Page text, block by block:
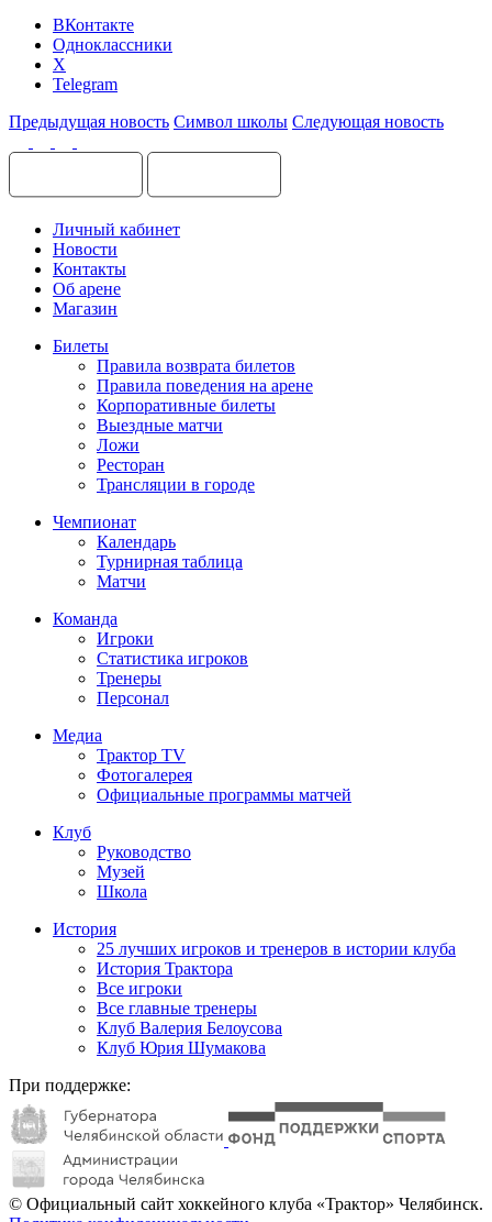
ВКонтакте
Одноклассники
X
Telegram
Предыдущая новость Символ школы Следующая новость
Личный кабинет
Новости
Контакты
Об арене
Магазин
Билеты
Правила возврата билетов
Правила поведения на арене
Корпоративные билеты
Выездные матчи
Ложи
Ресторан
Трансляции в городе
Чемпионат
Календарь
Турнирная таблица
Матчи
Команда
Игроки
Статистика игроков
Тренеры
Персонал
Медиа
Трактор TV
Фотогалерея
Официальные программы матчей
Клуб
Руководство
Музей
Школа
История
25 лучших игроков и тренеров в истории клуба
История Трактора
Все игроки
Все главные тренеры
Клуб Валерия Белоусова
Клуб Юрия Шумакова
При поддержке:
© Официальный сайт хоккейного клуба «Трактор» Челябинск.